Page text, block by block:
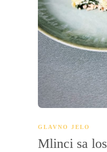
GLAVNO JELO
Mlinci sa